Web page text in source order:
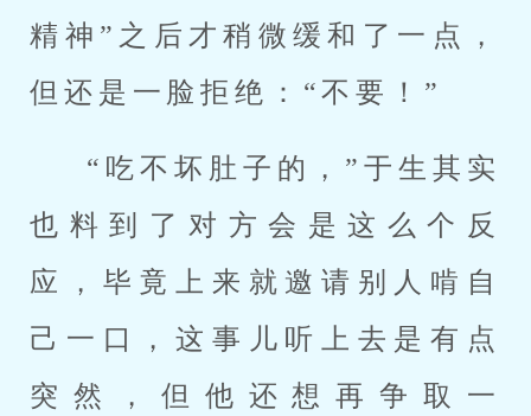
精神”之后才稍微缓和了一点，
但还是一脸拒绝：“不要！”
“吃不坏肚子的，”于生其实
也料到了对方会是这么个反
应，毕竟上来就邀请别人啃自
己一口，这事儿听上去是有点
突然，但他还想再争取一